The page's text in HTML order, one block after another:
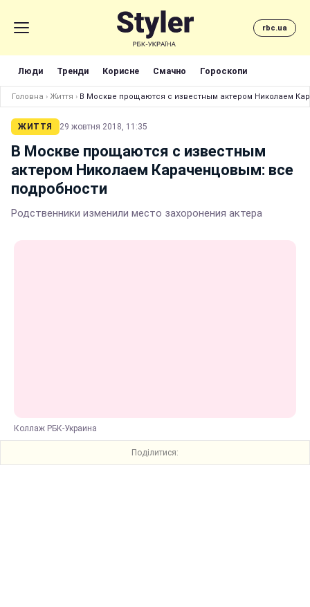
rbc.ua
Люди Тренди Корисне Смачно Гороскопи
Головна › Життя › В Москве прощаются с известным актером Николаем
ЖИТТЯ 29 жовтня 2018, 11:35
В Москве прощаются с известным
актером Николаем Караченцовым: все
подробности
Родственники изменили место захоронения актера
Коллаж РБК-Украина
Поділитися: